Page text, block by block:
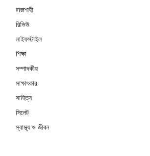
রাজশাহী
রিভিউ
লাইফস্টাইল
শিক্ষা
সম্পাদকীয়
সাক্ষাৎকার
সাহিত্য
সিলেট
স্বাস্থ্য ও জীবন